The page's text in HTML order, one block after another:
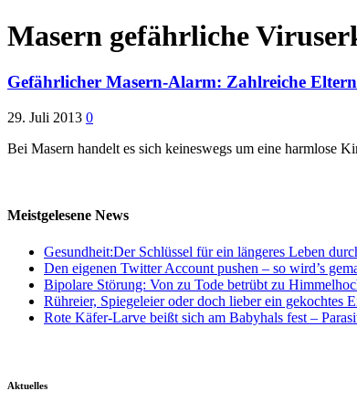
Masern gefährliche
Gefährlicher Masern-Alarm: Zahlreiche
29. Juli 2013 0
Bei Masern handelt es sich keineswegs um eine harmlose
Meistgelesene News
Gesundheit:Der Schlüssel für ein längeres Leben
Den eigenen Twitter Account pushen – so wird’s
Bipolare Störung: Von zu Tode betrübt zu
Rühreier, Spiegeleier oder doch lieber ein gekochtes
Rote Käfer-Larve beißt sich am Babyhals fest –
Aktuelles